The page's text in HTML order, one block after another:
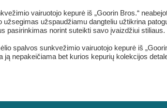
vairuotojo kepurė iš „Goorin Bros.“
užspaudžiamu dangteliu užtikrina
pasirinkimas norint suteikti savo įvaizdžiui stiliaus.
spalvos sunkvežimio vairuotojo kepurė iš
nepakeičiama bet kurios kepurių kolekcijos